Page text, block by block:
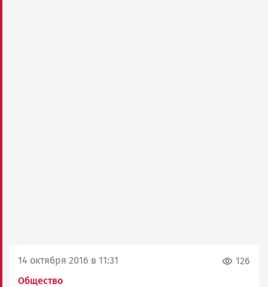
14 октября 2016 в 11:31
Общество
126